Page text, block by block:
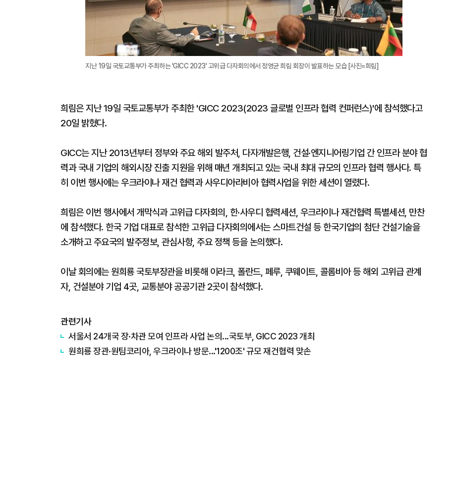
지난 19일 국토교통부가 주최하는 'GICC 2023' 고위급 다자회의에서 정영균 희림 회장이 발표하는 모습 [사진=희림]
희림은 지난 19일 국토교통부가 주최한 'GICC 2023(2023 글로벌 인프라 협력 컨퍼런스)'에 참석했다고
20일 밝혔다.
GICC는 지난 2013년부터 정부와 주요 해외 발주처, 다자개발은행, 건설·엔지니어링기업 간 인프라 분야 협
력과 국내 기업의 해외시장 진출 지원을 위해 매년 개최되고 있는 국내 최대 규모의 인프라 협력 행사다. 특
히 이번 행사에는 우크라이나 재건 협력과 사우디아라비아 협력사업을 위한 세션이 열렸다.
희림은 이번 행사에서 개막식과 고위급 다자회의, 한·사우디 협력세션, 우크라이나 재건협력 특별세션, 만찬
에 참석했다. 한국 기업 대표로 참석한 고위급 다자회의에서는 스마트건설 등 한국기업의 첨단 건설기술을
소개하고 주요국의 발주정보, 관심사항, 주요 정책 등을 논의했다.
이날 회의에는 원희룡 국토부장관을 비롯해 이라크, 폴란드, 페루, 쿠웨이트, 콜롬비아 등 해외 고위급 관계
자, 건설분야 기업 4곳, 교통분야 공공기관 2곳이 참석했다.
관련기사
서울서 24개국 장·차관 모여 인프라 사업 논의...국토부, GICC 2023 개최
원희룡 장관·원팀코리아, 우크라이나 방문...'1200조' 규모 재건협력 맞손